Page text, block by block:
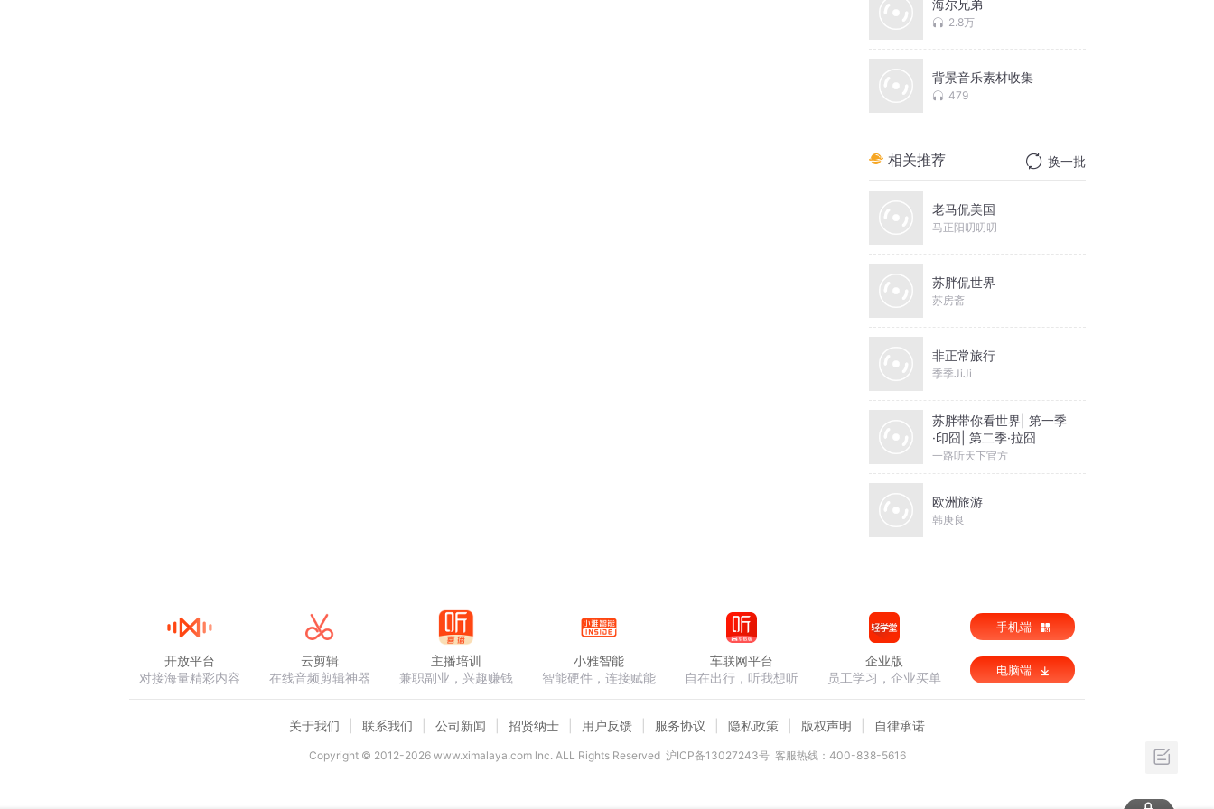
海尔兄弟
2.8万
背景音乐素材收集
479
相关推荐 换一批
老马侃美国
马正阳叨叨叨
苏胖侃世界
苏房斋
非正常旅行
季季JiJi
苏胖带你看世界| 第一季
·印囧| 第二季·拉囧
一路听天下官方
欧洲旅游
韩庚良
开放平台
对接海量精彩内容
云剪辑
在线音频剪辑神器
主播培训
兼职副业，兴趣赚钱
小雅智能
智能硬件，连接赋能
车联网平台
自在出行，听我想听
企业版
员工学习，企业买单
手机端
电脑端
关于我们 联系我们 公司新闻 招贤纳士 用户反馈 服务协议 隐私政策 版权声明 自律承诺
Copyright © 2012-2026www.ximalaya.com lnc. ALL Rights Reserved 沪ICP备13027243号 客服热线：400-838-5616